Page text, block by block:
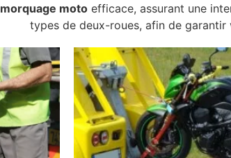
motoefficace, assurant une
types de deux-roues, afin de